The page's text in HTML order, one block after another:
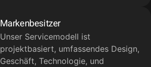
Markenbesitzer
Unser Servicemodell ist
projektbasiert, umfassendes Design,
Geschäft, Technologie, und